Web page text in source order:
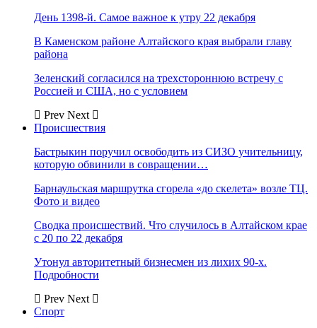
День 1398-й. Самое важное к утру 22 декабря
В Каменском районе Алтайского края выбрали главу
района
Зеленский согласился на трехстороннюю встречу с
Россией и США, но с условием
Prev Next
Происшествия
Бастрыкин поручил освободить из СИЗО учительницу,
которую обвинили в совращении…
Барнаульская маршрутка сгорела «до скелета» возле ТЦ.
Фото и видео
Сводка происшествий. Что случилось в Алтайском крае
с 20 по 22 декабря
Утонул авторитетный бизнесмен из лихих 90-х.
Подробности
Prev Next
Спорт